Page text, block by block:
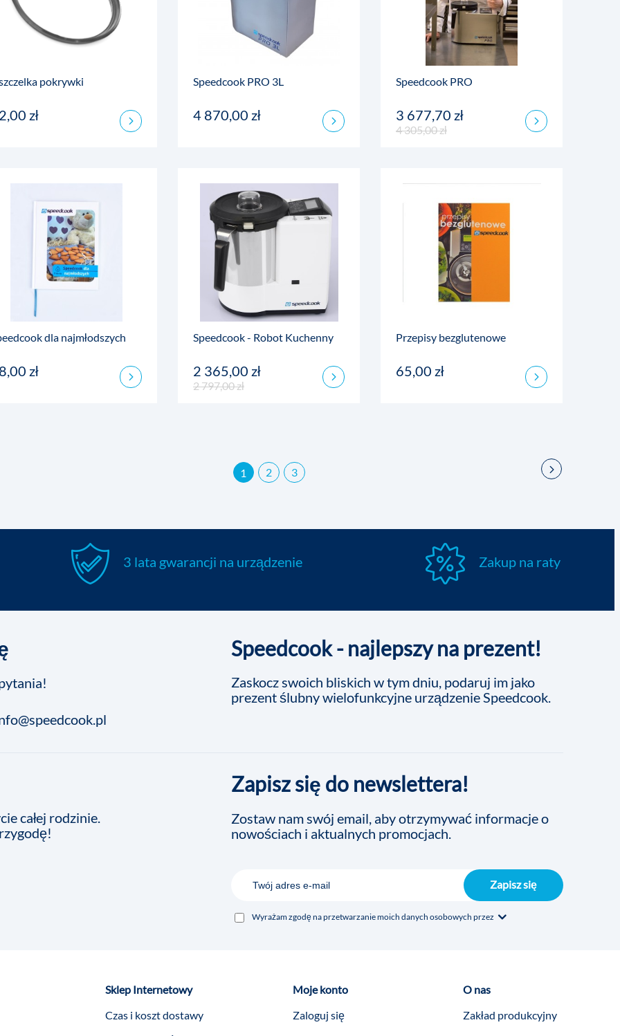
pokrywki
zł
Speedcook PRO 3L
4 870,00 zł
Speedcook PRO
3 677,70 zł
4 305,00 zł
dla najmłodszych
zł
Speedcook - Robot Kuchenny
2 365,00 zł
2 797,00 zł
Przepisy bezglutenowe
65,00 zł
1 2 3
3 lata gwarancji na urządzenie Zakup na raty
Speedcook - najlepszy na prezent!
Zaskocz swoich bliskich w tym dniu, podaruj im jako
prezent ślubny wielofunkcyjne urządzenie Speedcook.
całej rodzinie.
Zapisz się do newslettera!
Zostaw nam swój email, aby otrzymywać informacje o
nowościach i aktualnych promocjach.
Zapisz się
Wyrażam zgodę na przetwarzanie moich danych osobowych przez
Sklep Internetowy
Czas i koszt dostawy
Moje konto
Zaloguj się
O nas
Zakład produkcyjny